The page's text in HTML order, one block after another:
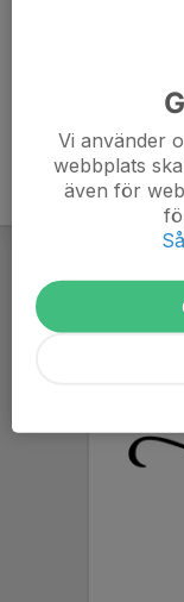
Vi använder
webbplats
även för